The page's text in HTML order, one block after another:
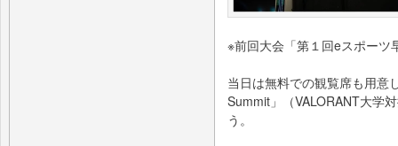
※前回大会「第１回eスポーツ
当日は無料での観覧席も用意
Summit」（VALORANT大学
う。